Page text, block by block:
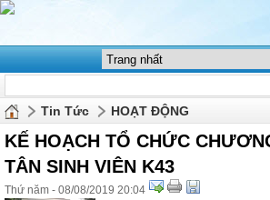
Tin Tức HOẠT ĐỘNG
KẾ HOẠCH TỔ CHỨC
TÂN SINH VIÊN K43
Thứ năm - 08/08/2019 20:04